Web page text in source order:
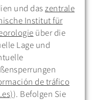
und daszentrale
Institut für
über die
Lage und
de tráfico
). Befolgen Sie